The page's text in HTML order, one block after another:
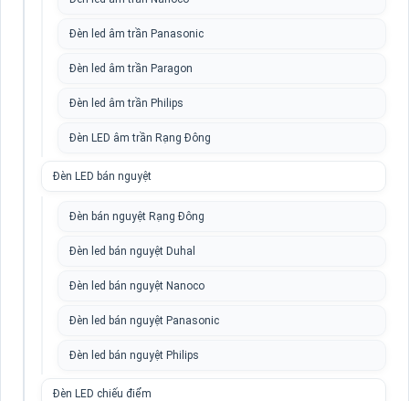
Đèn led âm trần Panasonic
Đèn led âm trần Paragon
Đèn led âm trần Philips
Đèn LED âm trần Rạng Đông
Đèn LED bán nguyệt
Đèn bán nguyệt Rạng Đông
Đèn led bán nguyệt Duhal
Đèn led bán nguyệt Nanoco
Đèn led bán nguyệt Panasonic
Đèn led bán nguyệt Philips
Đèn LED chiếu điểm